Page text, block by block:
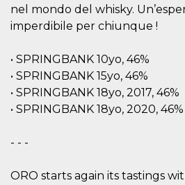
nel mondo del whisky.
imperdibile per chiunque !
• SPRINGBANK 10yo, 46%
• SPRINGBANK 15yo, 46%
• SPRINGBANK 18yo, 2017, 46%
• SPRINGBANK 18yo, 2020, 46%
- - -
ORO starts again its tastings
PHPSESSID
PHP.net
oooh.events